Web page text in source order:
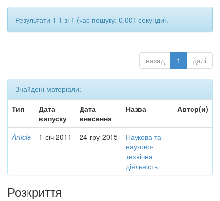
Результати 1-1 зі 1 (час пошуку: 0.001 секунди).
назад 1 далі
Знайдені матеріали:
Тип
Дата
випуску
Дата
внесення
Назва Автор(и)
Article 1-січ-2011 24-гру-2015
Наукова та
науково-
технічна
діяльність
-
Розкриття